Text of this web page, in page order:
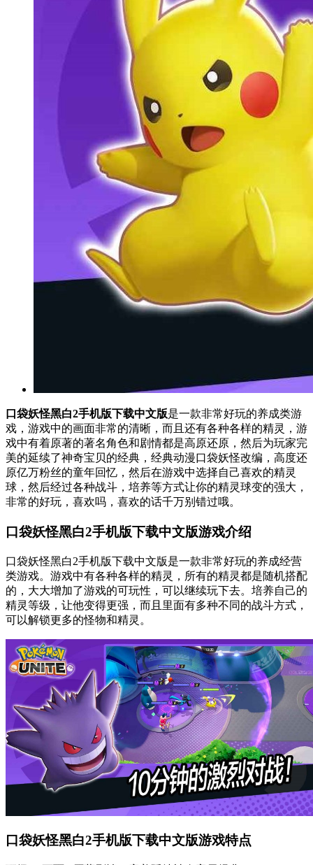
口袋妖怪黑白2手机版下载中文版是一款非常好玩的养成类游
戏，游戏中的画面非常的清晰，而且还有各种各样的精灵，游
戏中有着原著的著名角色和剧情都是高原还原，然后为玩家完
美的延续了神奇宝贝的经典，经典动漫口袋妖怪改编，高度还
原亿万粉丝的童年回忆，然后在游戏中选择自己喜欢的精灵
球，然后经过各种战斗，培养等方式让你的精灵球变的强大，
非常的好玩，喜欢吗，喜欢的话千万别错过哦。
口袋妖怪黑白2手机版下载中文版游戏介绍
口袋妖怪黑白2手机版下载中文版是一款非常好玩的养成经营
类游戏。游戏中有各种各样的精灵，所有的精灵都是随机搭配
的，大大增加了游戏的可玩性，可以继续玩下去。培养自己的
精灵等级，让他变得更强，而且里面有多种不同的战斗方式，
可以解锁更多的怪物和精灵。
口袋妖怪黑白2手机版下载中文版游戏特点